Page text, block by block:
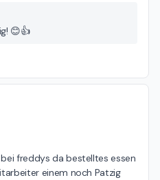
😊👍
freddys da bestelltes essen
einem noch Patzig